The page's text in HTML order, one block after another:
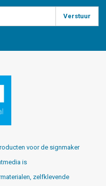
Verstuur
voor de signmaker
is
zelfklevende